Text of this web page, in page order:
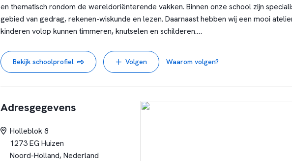
en thematisch rondom de wereldoriënterende vakken. Binnen onze school zijn
gebied van gedrag, rekenen-wiskunde en lezen. Daarnaast hebben wij een mooi
kinderen volop kunnen timmeren, knutselen en schilderen.
Op welke ontwikkelingen richten we ons in 2025-2026:
● thematiserend werken in de onderbouw;
Rooms Katholiek Onderwijs Huizen (SRKOH). De Stichting is een relatief kleine
medewerkers, die onderwijs verzorgt voor ruim 1000 leerlingen in Huizen. We
en versterken elkaar, terwijl elke school haar eigen identiteit behoudt.
Bekijk schoolprofiel Volgen Waarom volgen?
Adresgegevens
Holleblok 8
1273 EG Huizen
Noord-Holland, Nederland